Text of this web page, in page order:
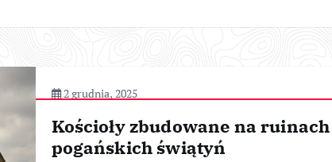
2 grudnia, 2025
Kościoły zbudowane na ruinach
pogańskich świątyń